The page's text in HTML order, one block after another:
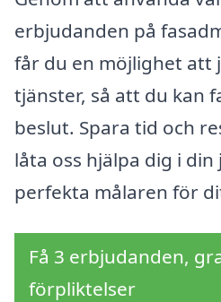
erbjudanden på
får du en möjlighet att
tjänster, så att du kan
beslut. Spara tid och
låta oss hjälpa dig i din
perfekta målaren för
Få 3 erbjudanden,
förpliktelser